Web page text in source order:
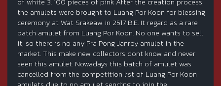
the amulets were brought to Luang Por Koon for blessing
ceremony at Wat Srakeaw in 2517 B.E. It regard as a rare
batch amulet from Luang Por Koon. No one wants to sell
it, so there is no any Pra Pong Janroy amulet in the
market. This make new collectors dont know and never
seen this amulet. Nowadays this batch of amulet was
cancelled from the competition list of Luang Por Koon